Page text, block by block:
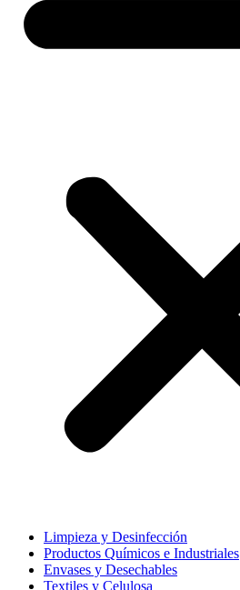
Limpieza y Desinfección
Productos Químicos e Industriales
Envases y Desechables
Textiles y Celulosa